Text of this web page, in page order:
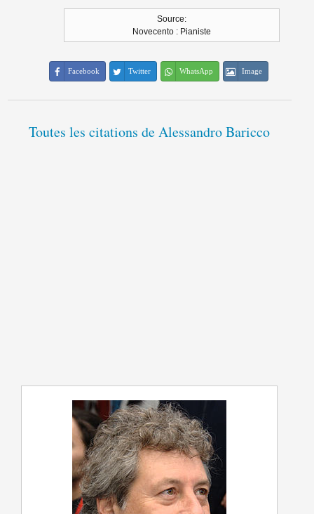
Source:
Novecento : Pianiste
Facebook Twitter WhatsApp Image
Toutes les citations de Alessandro Baricco